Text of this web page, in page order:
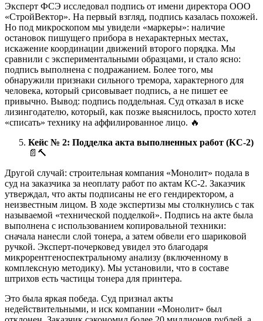
Эксперт ФСЭ исследовал подпись от имени директора ООО
«СтройВектор». На первый взгляд, подпись казалась похожей.
Но под микроскопом мы увидели «маркеры»: наличие
остановок пишущего прибора в нехарактерных местах,
искажение координации движений второго порядка. Мы
сравнили с экспериментальными образцами, и стало ясно:
подпись выполнена с подражанием. Более того, мы
обнаружили признаки сильного тремора, характерного для
человека, который срисовывает подпись, а не пишет ее
привычно. Вывод: подпись поддельная. Суд отказал в иске
лизингодателю, который, как позже выяснилось, просто хотел
«списать» технику на аффилированное лицо. 🔥
Кейс № 2: Подделка акта выполненных работ (КС-2)
📄🔨
Другой случай: строительная компания «Монолит» подала в
суд на заказчика за неоплату работ по актам КС-2. Заказчик
утверждал, что акты подписаны не его гендиректором, а
неизвестным лицом. В ходе экспертизы мы столкнулись с так
называемой «технической подделкой». Подпись на акте была
выполнена с использованием копировальной техники:
сначала нанесли слой тонера, а затем обвели его шариковой
ручкой. Эксперт-почерковед увидел это благодаря
микрорентгеноспектральному анализу (включенному в
комплексную методику). Мы установили, что в составе
штрихов есть частицы тонера для принтера.
Это была яркая победа. Суд признал акты
недействительными, и иск компании «Монолит» был